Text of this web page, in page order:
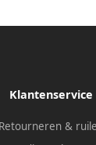
Klantenservice
Retourneren &